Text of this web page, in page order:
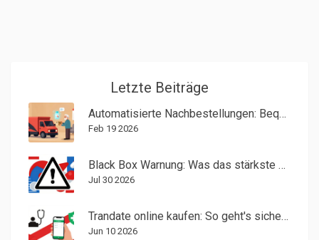
Letzte Beiträge
Automatisierte Nachbestellungen: Bequeme Funktionen für Generika
Feb 19 2026
Black Box Warnung: Was das stärkste FDA-Sicherheitssignal wirklich bedeutet
Jul 30 2026
Trandate online kaufen: So geht's sicher & legal (2026)
Jun 10 2026